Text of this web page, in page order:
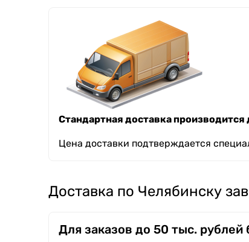
Стандартная доставка
Цена доставки подтверждается
Доставка по Челябинску
Для заказов до 50 тыс. рублей